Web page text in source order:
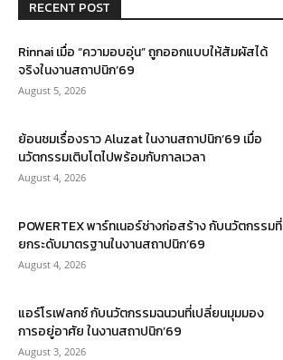
RECENT POST
Rinnai เมื่อ “ความอบอุ่น” ถูกออกแบบให้สัมผัสได้
จริงในงานสถาปนิก’69
August 5, 2026
ย้อนชมเรื่องราว Aluzat ในงานสถาปนิก’69 เมื่อ
นวัตกรรมเติบโตไปพร้อมกับกาลเวลา
August 4, 2026
POWERTEX พาร์ทเนอร์ช่างก่อสร้าง กับนวัตกรรมที่
ยกระดับมาตรฐานในงานสถาปนิก’69
August 4, 2026
แอร์โรเฟลกซ์ กับนวัตกรรมฉนวนที่เปลี่ยนมุมมอง
การอยู่อาศัย ในงานสถาปนิก’69
August 3, 2026